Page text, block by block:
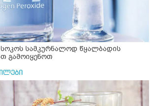
სამკურნალოდ წყალბადის
გამოიყენოთ